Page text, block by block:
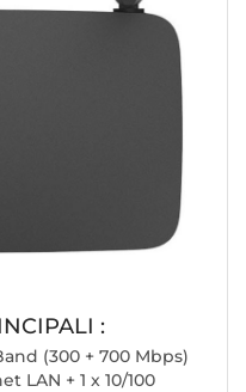
:
(300 + 700 Mbps)
LAN + 1 x 10/100